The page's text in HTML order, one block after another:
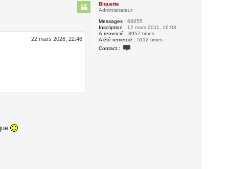
Biquette
Administrateur
Messages : 68655
Inscription : 12 mars 2011, 16:03
A remercié : 3957 times
A été remercié : 5112 times
Contact :
22 mars 2026, 22:46